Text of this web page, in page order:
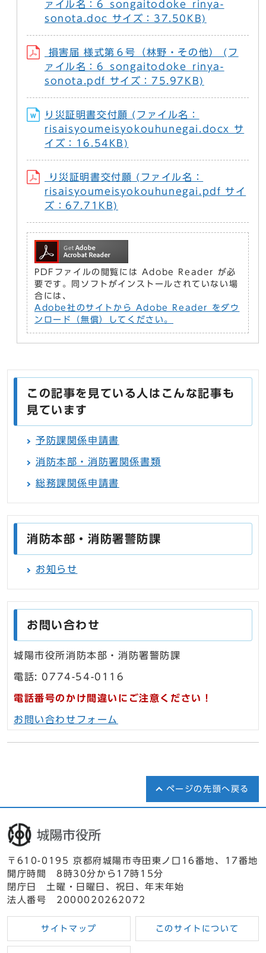
ァイル名：6_songaitodoke_rinya-
sonota.doc サイズ：37.50KB)
損害届 様式第６号（林野・その他） (フ
ァイル名：6_songaitodoke_rinya-
sonota.pdf サイズ：75.97KB)
り災証明書交付願 (ファイル名：
risaisyoumeisyokouhunegai.docx サ
イズ：16.54KB)
り災証明書交付願 (ファイル名：
risaisyoumeisyokouhunegai.pdf サイ
ズ：67.71KB)
PDFファイルの閲覧には Adobe Reader が必
要です。同ソフトがインストールされていない場
合には、
Adobe社のサイトから Adobe Reader をダウ
ンロード（無償）してください。
この記事を見ている人はこんな記事も
見ています
予防課関係申請書
消防本部・消防署関係書類
総務課関係申請書
消防本部・消防署警防課
お知らせ
お問い合わせ
城陽市役所消防本部・消防署警防課
電話: 0774-54-0116
電話番号のかけ間違いにご注意ください！
お問い合わせフォーム
ページの先頭へ戻る
〒610-0195 京都府城陽市寺田東ノ口16番地、17番地
開庁時間 8時30分から17時15分
閉庁日 土曜・日曜日、祝日、年末年始
法人番号 2000020262072
サイトマップ このサイトについて